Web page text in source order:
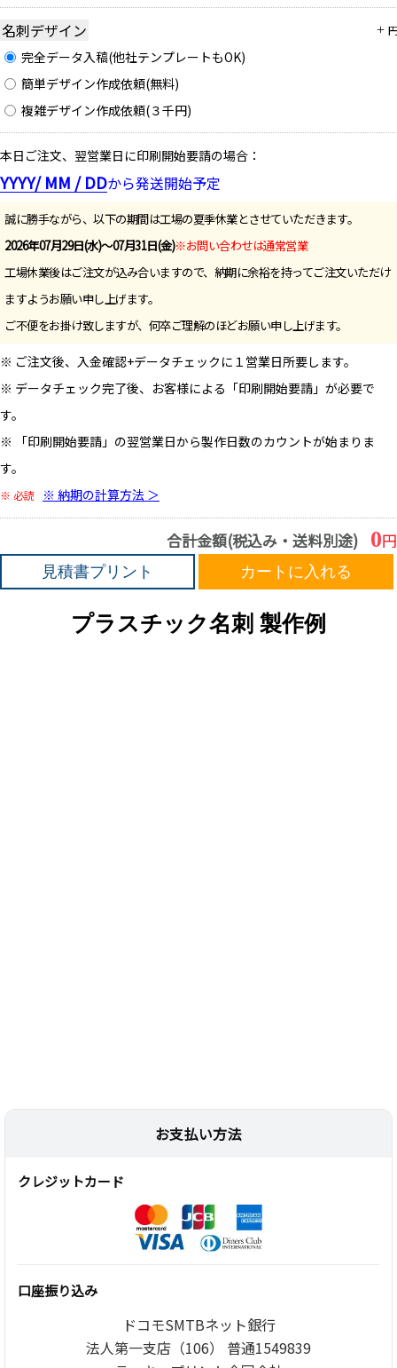
名刺デザイン +
完全データ入稿(他社テンプレートもOK)
簡単デザイン作成依頼(無料)
複雑デザイン作成依頼(３千円)
本日ご注文、翌営業日に印刷開始要請の場合：
YYYY/ MM / DDから発送開始予定
誠に勝手ながら、以下の期間は工場の夏季休業とさせていただきます。
2026年07月29日(水)～07月31日(金)※お問い合わせは通常営業
工場休業後はご注文が込み合いますので、納期に余裕を持ってご注文いただけ
ますようお願い申し上げます。
ご不便をお掛け致しますが、何卒ご理解のほどお願い申し上げます。
※ ご注文後、入金確認+データチェックに１営業日所要します。
※ データチェック完了後、お客様による「印刷開始要請」が必要で
す。
※ 「印刷開始要請」の翌営業日から製作日数のカウントが始まりま
す。
※ 必読 ※ 納期の計算方法 ＞
合計金額(税込み・送料別途) 0円
見積書プリント カートに入れる
プラスチック名刺 製作例
お支払い方法
クレジットカード
口座振り込み
ドコモSMTBネット銀行
法人第一支店（106） 普通1549839